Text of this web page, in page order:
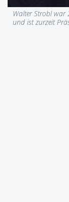
Walter Strobl war
und ist zurzeit